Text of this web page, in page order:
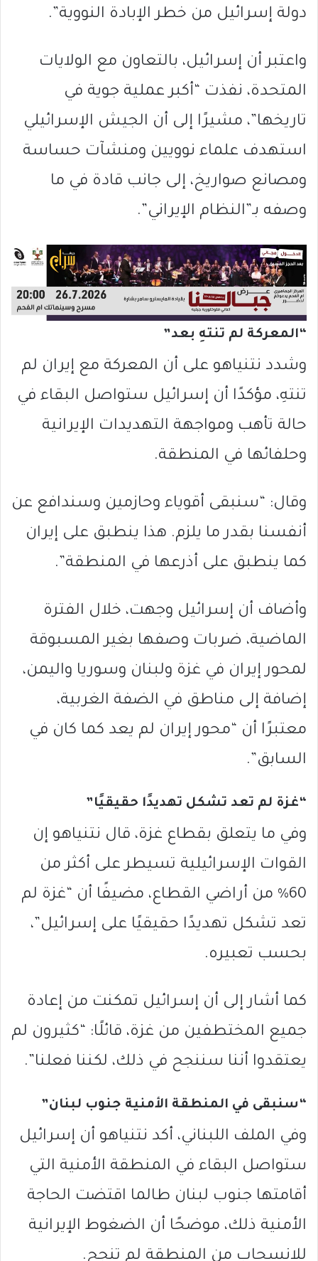
دولة إسرائيل من خطر الإبادة النووية”.
واعتبر أن إسرائيل، بالتعاون مع الولايات
المتحدة، نفذت “أكبر عملية جوية في
تاريخها”، مشيرًا إلى أن الجيش الإسرائيلي
استهدف علماء نوويين ومنشآت حساسة
ومصانع صواريخ، إلى جانب قادة في ما
وصفه بـ”النظام الإيراني”.
“المعركة لم تنتهِ بعد”
وشدد نتنياهو على أن المعركة مع إيران لم
تنتهِ، مؤكدًا أن إسرائيل ستواصل البقاء في
حالة تأهب ومواجهة التهديدات الإيرانية
وحلفائها في المنطقة.
وقال: “سنبقى أقوياء وحازمين وسندافع عن
أنفسنا بقدر ما يلزم. هذا ينطبق على إيران
كما ينطبق على أذرعها في المنطقة”.
وأضاف أن إسرائيل وجهت، خلال الفترة
الماضية، ضربات وصفها بغير المسبوقة
لمحور إيران في غزة ولبنان وسوريا واليمن،
إضافة إلى مناطق في الضفة الغربية،
معتبرًا أن “محور إيران لم يعد كما كان في
السابق”.
“غزة لم تعد تشكل تهديدًا حقيقيًا”
وفي ما يتعلق بقطاع غزة، قال نتنياهو إن
القوات الإسرائيلية تسيطر على أكثر من
60% من أراضي القطاع، مضيفًا أن “غزة لم
تعد تشكل تهديدًا حقيقيًا على إسرائيل”،
بحسب تعبيره.
كما أشار إلى أن إسرائيل تمكنت من إعادة
جميع المختطفين من غزة، قائلًا: “كثيرون لم
يعتقدوا أننا سننجح في ذلك، لكننا فعلنا”.
“سنبقى في المنطقة الأمنية جنوب لبنان”
وفي الملف اللبناني، أكد نتنياهو أن إسرائيل
ستواصل البقاء في المنطقة الأمنية التي
أقامتها جنوب لبنان طالما اقتضت الحاجة
الأمنية ذلك، موضحًا أن الضغوط الإيرانية
للانسحاب من المنطقة لم تنجح.